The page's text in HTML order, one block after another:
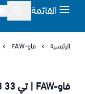
القائمة
الرئيسية فاو-FAW
فاو-FAW | تي 33 T33